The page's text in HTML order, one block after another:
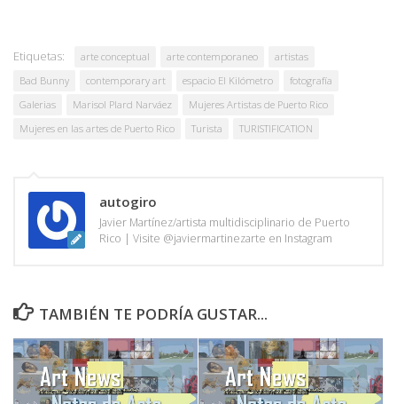
Etiquetas: arte conceptual arte contemporaneo
artistas
Bad Bunny
contemporary art espacio El Kilómetro
fotografía
Galerias
Marisol Plard Narváez
Mujeres Artistas de Puerto Rico
Mujeres en las artes de Puerto Rico
Turista TURISTIFICATION
autogiro
Javier Martínez/artista multidisciplinario de Puerto
Rico | Visite @javiermartinezarte en Instagram
TAMBIÉN TE PODRÍA GUSTAR...